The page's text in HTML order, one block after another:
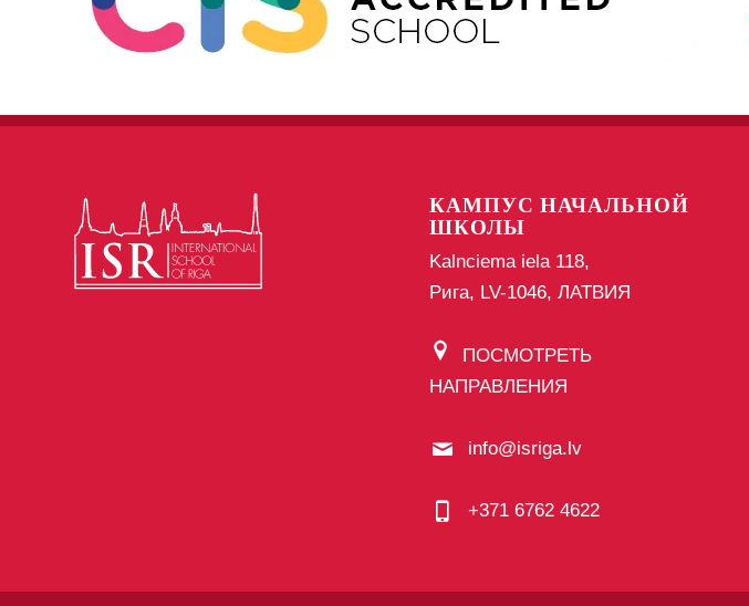
КАМПУС НАЧАЛЬНОЙ
ШКОЛЫ
Kalnciema iela 118,
Рига, LV-1046, ЛАТВИЯ
ПОСМОТРЕТЬ
НАПРАВЛЕНИЯ
info@isriga.lv
+371 6762 4622